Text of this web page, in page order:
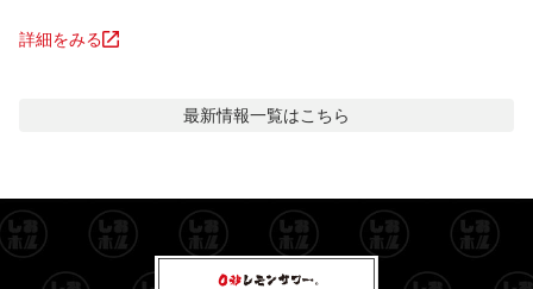
詳細をみる
最新情報一覧はこちら